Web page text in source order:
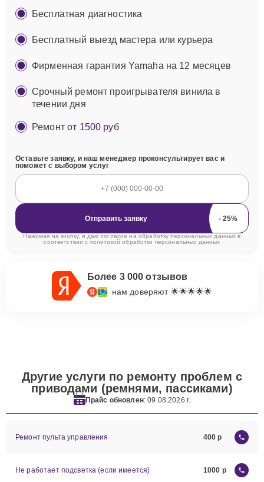
Бесплатная диагностика
Бесплатный выезд мастера или курьера
Фирменная гарантия Yamaha на 12 месяцев
Срочный ремонт проигрывателя винила в
течении дня
Ремонтот 1500 руб
Оставьте заявку, и наш менеджер проконсультирует вас и
поможет с выбором услуг
Отправить заявку
Нажимая на кнопку, я даю согласие на обработку персональных данных в
соответствии с политикой обработки персональных данных
Более 3 000 отзывов
нам доверяют 🌟🌟🌟🌟🌟
Другие услуги по ремонту проблем с
приводами (ремнями, пассиками)
Прайс обновлен: 09.08.2026 г.
Ремонт пульта управления 400
Не работает подсветка (если имеется) 1000